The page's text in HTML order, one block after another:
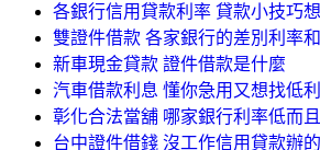
各銀行信用貸款利率 貸款小技巧
雙證件借款 各家銀行的差別利率
新車現金貸款 證件借款是什麼
汽車借款利息 懂你急用又想找低
彰化合法當舖 哪家銀行利率低而
台中證件借錢 沒工作信用貸款辦